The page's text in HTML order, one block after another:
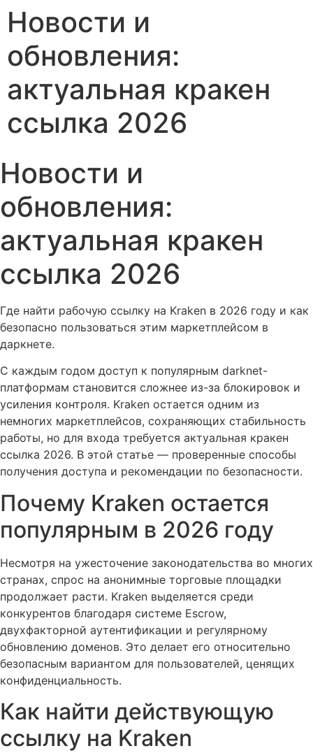
Новости и
обновления:
актуальная кракен
ссылка 2026
Новости и
обновления:
актуальная кракен
ссылка 2026
Где найти рабочую ссылку на Kraken в 2026 году и как
безопасно пользоваться этим маркетплейсом в
даркнете.
С каждым годом доступ к популярным darknet-
платформам становится сложнее из-за блокировок и
усиления контроля. Kraken остается одним из
немногих маркетплейсов, сохраняющих стабильность
работы, но для входа требуется актуальная кракен
ссылка 2026. В этой статье — проверенные способы
получения доступа и рекомендации по безопасности.
Почему Kraken остается
популярным в 2026 году
Несмотря на ужесточение законодательства во многих
странах, спрос на анонимные торговые площадки
продолжает расти. Kraken выделяется среди
конкурентов благодаря системе Escrow,
двухфакторной аутентификации и регулярному
обновлению доменов. Это делает его относительно
безопасным вариантом для пользователей, ценящих
конфиденциальность.
Как найти действующую
ссылку на Kraken